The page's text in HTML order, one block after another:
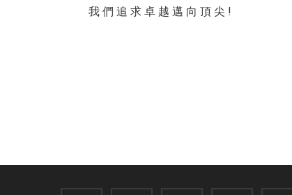
我 們 追 求 卓 越 邁 向 頂 尖 !